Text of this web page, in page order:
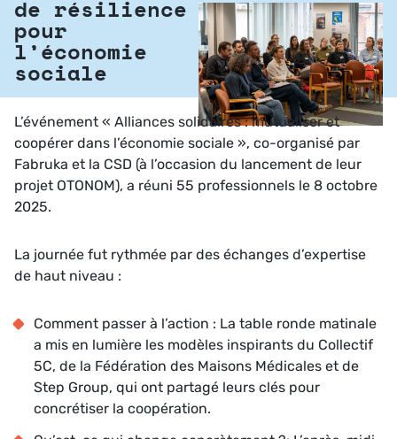
de résilience
pour
l’économie
sociale
L’événement « Alliances solidaires : mutualiser et
coopérer dans l’économie sociale », co-organisé par
Fabruka et la CSD (à l’occasion du lancement de leur
projet OTONOM), a réuni 55 professionnels le 8 octobre
2025.
La journée fut rythmée par des échanges d’expertise
de haut niveau :
Comment passer à l’action : La table ronde matinale
a mis en lumière les modèles inspirants du Collectif
5C, de la Fédération des Maisons Médicales et de
Step Group, qui ont partagé leurs clés pour
concrétiser la coopération.